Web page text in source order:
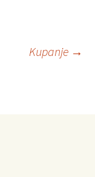
Kupanje →